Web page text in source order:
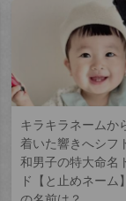
キラキラネームか
着いた響きへシフ
和男子の特大命名
ド【と止めネーム